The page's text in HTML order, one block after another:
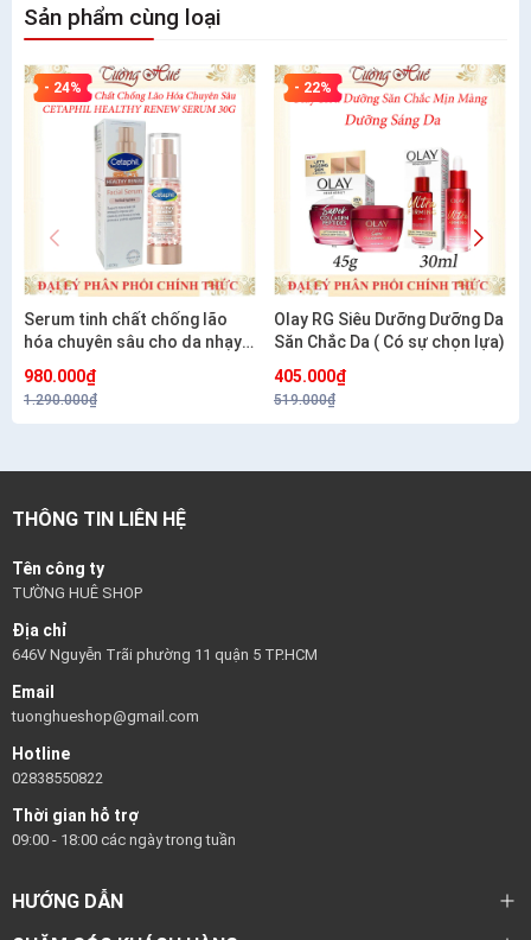
Sản phẩm cùng loại
- 24%
Serum tinh chất chống lão
hóa chuyên sâu cho da nhạy
cảm CETAPHIL HEALTHY
RENEW SERUM 30G
980.000₫
1.290.000₫
- 22%
Olay RG Siêu Dưỡng Dưỡng Da
Săn Chắc Da ( Có sự chọn lựa)
405.000₫
519.000₫
THÔNG TIN LIÊN HỆ
Tên công ty
TƯỜNG HUÊ SHOP
Địa chỉ
646V Nguyễn Trãi phường 11 quận 5 TP.HCM
Email
tuonghueshop@gmail.com
Hotline
02838550822
Thời gian hỗ trợ
09:00 - 18:00 các ngày trong tuần
HƯỚNG DẪN